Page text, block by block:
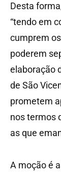
Desta
“tendo em
cumprem
poderem
elaboração
de São
prometem
nos termos
as que
A moção é